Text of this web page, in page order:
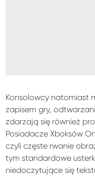
Konsolowcy natomiast
zapisem gry,
zdarzają się również
Posiadacze Xboksów
czyli częste rwanie
tym standardowe
niedoczytujące się